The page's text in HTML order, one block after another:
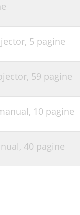
5 pagine
59 pagine
10 pagine
40 pagine